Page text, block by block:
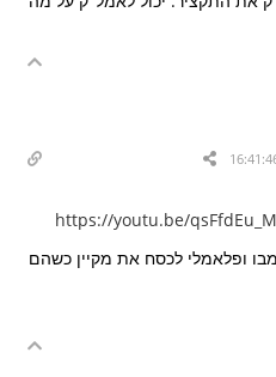
https://youtu.be/
ופלאמלי לכסח את מקיין כשהם